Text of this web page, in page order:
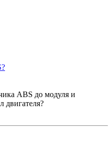
АBS до модуля и
двигателя?